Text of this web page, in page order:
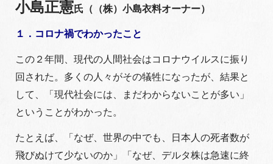
小島正憲氏（（株）小島衣料オーナー）
１．コロナ禍でわかったこと
この２年間、現代の人間社会はコロナウイルスに振り
回された。多くの人々がその犠牲になったが、結果と
して、「現代社会には、まだわからないことが多い」
ということがわかった。
たとえば、「なぜ、世界の中でも、日本人の死者数が
飛びぬけて少ないのか」「なぜ、デルタ株は急速に終